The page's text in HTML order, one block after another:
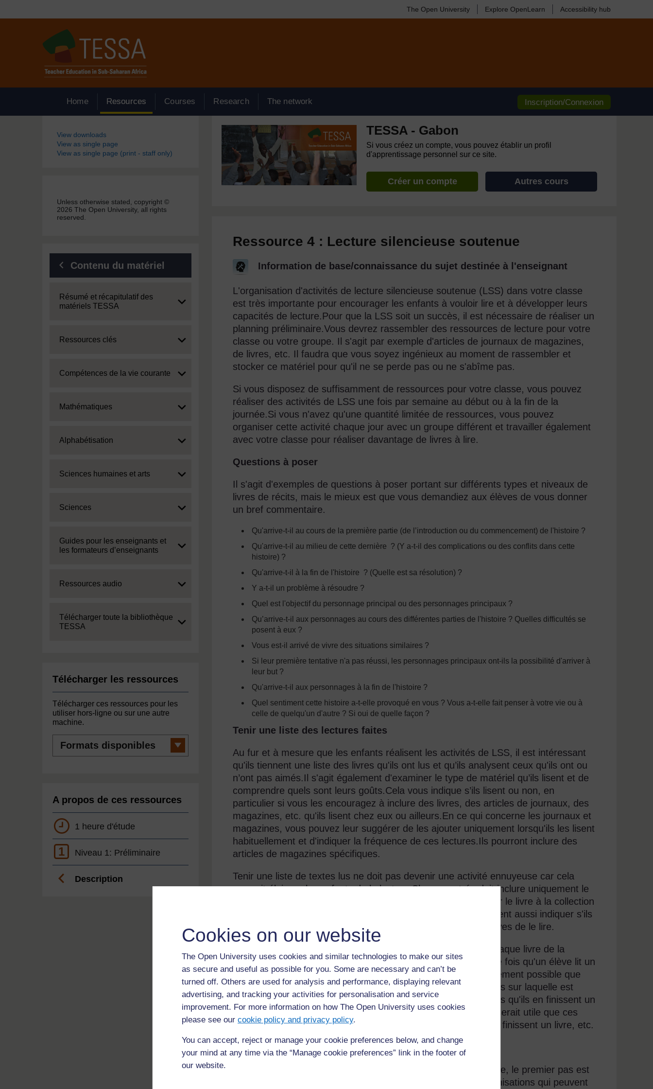
Cookies on our website
The Open University uses cookies and similar technologies to make our sites
as secure and useful as possible for you. Some are necessary and can’t be
turned off. Others are used for analysis and performance, displaying relevant
advertising, and tracking your activities for personalisation and service
improvement. For more information on how The Open University uses cookies
please see our cookie policy and privacy policy.
You can accept, reject or manage your cookie preferences below, and change
your mind at any time via the “Manage cookie preferences” link in the footer of
our website.
The Open University Explore OpenLearn Accessibility hub
Home Resources Courses Research The network Inscription/Connexion
Blocs
View downloads
View as single page
View as single page (print - staff only)
Unless otherwise stated, copyright ©
2026 The Open University, all rights
reserved.
Contenu du matériel
Expand
Résumé et récapitulatif des
matériels TESSA
Expand
Ressources clés
Expand
Compétences de la vie courante
Expand
Mathématiques
Expand
Alphabétisation
Expand
Sciences humaines et arts
Expand
Sciences
Expand
Guides pour les enseignants et
les formateurs d’enseignants
Expand
Ressources audio
Expand
Télécharger toute la bibliothèque
TESSA
Télécharger les ressources
Télécharger ces ressources pour les
utiliser hors-ligne ou sur une autre
machine.
disponibles
A propos de ces ressources
1 heure d'étude
1 Niveau 1: Préliminaire
Description
TESSA - Gabon
Si vous créez un compte, vous pouvez établir un profil
d'apprentissage personnel sur ce site.
Créer un compte Autres cours
Ressource 4 : Lecture silencieuse soutenue
Information de base/connaissance du sujet destinée à l'enseignant
L'organisation d'activités de lecture silencieuse soutenue (LSS) dans votre classe
est très importante pour encourager les enfants à vouloir lire et à développer leurs
capacités de lecture.Pour que la LSS soit un succès, il est nécessaire de réaliser un
planning préliminaire.Vous devrez rassembler des ressources de lecture pour votre
classe ou votre groupe. Il s'agit par exemple d'articles de journaux de magazines,
de livres, etc. Il faudra que vous soyez ingénieux au moment de rassembler et
stocker ce matériel pour qu'il ne se perde pas ou ne s'abîme pas.
Si vous disposez de suffisamment de ressources pour votre classe, vous pouvez
réaliser des activités de LSS une fois par semaine au début ou à la fin de la
journée.Si vous n'avez qu'une quantité limitée de ressources, vous pouvez
organiser cette activité chaque jour avec un groupe différent et travailler également
avec votre classe pour réaliser davantage de livres à lire.
Questions à poser
Il s'agit d'exemples de questions à poser portant sur différents types et niveaux de
livres de récits, mais le mieux est que vous demandiez aux élèves de vous donner
un bref commentaire.
Qu'arrive-t-il au cours de la première partie (de l’introduction ou du commencement) de l'histoire ?
Qu'arrive-t-il au milieu de cette dernière ? (Y a-t-il des complications ou des conflits dans cette
histoire) ?
Qu'arrive-t-il à la fin de l'histoire ? (Quelle est sa résolution) ?
Y a-t-il un problème à résoudre ?
Quel est l'objectif du personnage principal ou des personnages principaux ?
Qu’arrive-t-il aux personnages au cours des différentes parties de l'histoire ? Quelles difficultés se
posent à eux ?
Vous est-il arrivé de vivre des situations similaires ?
Si leur première tentative n'a pas réussi, les personnages principaux ont-ils la possibilité d'arriver à
leur but ?
Qu'arrive-t-il aux personnages à la fin de l'histoire ?
Quel sentiment cette histoire a-t-elle provoqué en vous ? Vous a-t-elle fait penser à votre vie ou à
celle de quelqu'un d'autre ? Si oui de quelle façon ?
Tenir une liste des lectures faites
Au fur et à mesure que les enfants réalisent les activités de LSS, il est intéressant
qu'ils tiennent une liste des livres qu'ils ont lus et qu’ils analysent ceux qu'ils ont ou
n’ont pas aimés.Il s'agit également d'examiner le type de matériel qu’ils lisent et de
comprendre quels sont leurs goûts.Cela vous indique s’ils lisent ou non, en
particulier si vous les encouragez à inclure des livres, des articles de journaux, des
magazines, etc. qu'ils lisent chez eux ou ailleurs.En ce qui concerne les journaux et
magazines, vous pouvez leur suggérer de les ajouter uniquement lorsqu'ils les lisent
habituellement et d'indiquer la fréquence de ces lectures.Ils pourront inclure des
articles de magazines spécifiques.
Tenir une liste de textes lus ne doit pas devenir une activité ennuyeuse car cela
pourrait éloigner les enfants de la lecture.Chaque entrée doit inclure uniquement le
titre, l'auteur et éventuellement l'éditeur si vous désirez ajouter le livre à la collection
de la classe (si vous disposez d’un budget). Les enfants peuvent aussi indiquer s'ils
ont aimé le livre et pourquoi, et s'ils conseillent aux autres élèves de le lire.
Un registre peut aussi être organisé en indiquant le titre de chaque livre de la
librairie sur la partie supérieure d'une feuille de papier. Chaque fois qu'un élève lit un
livre, il signe la liste et ajoute un bref commentaire. Il est également possible que
chaque enfant dispose d'une page au dos d’un livre d’exercices sur laquelle est
indiquée une liste de tous les livres qu'ils ont lus, et chaque fois qu'ils en finissent un
ils font un commentaire près du titre et du nom de l'auteur. Il serait utile que ces
données soient datées afin de pouvoir savoir à quel rythme ils finissent un livre, etc.
Rassembler et afficher du matériel pour la LSS
Si vous avez l'intention de créer une bibliothèque pour la classe, le premier pas est
de rassembler des livres et des magazines. Il existe des organisations qui peuvent